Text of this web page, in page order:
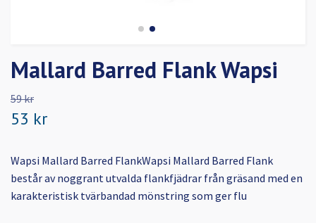
Mallard Barred Flank Wapsi
59 kr
53 kr
Wapsi Mallard Barred FlankWapsi Mallard Barred Flank
består av noggrant utvalda flankfjädrar från gräsand med en
karakteristisk tvärbandad mönstring som ger flu